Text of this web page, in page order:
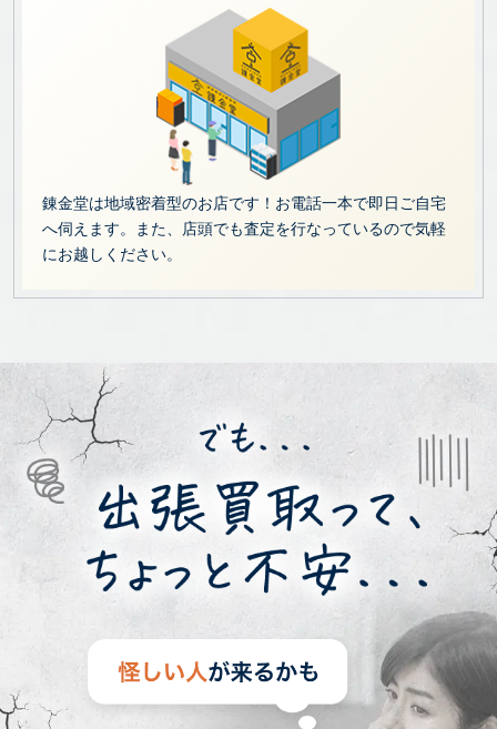
錬金堂は地域密着型のお店です！お電話一本で即日ご自宅
へ伺えます。また、店頭でも査定を行なっているので気軽
にお越しください。